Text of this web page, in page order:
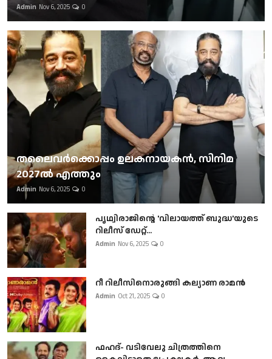
Admin Nov 6, 2025 0
തലൈവര്‍ക്കൊപ്പം ഉലകനായകന്‍, സിനിമ
2027ല്‍ എത്തും
Admin Nov 6, 2025 0
പൃഥ്വിരാജിന്റെ 'വിലായത്ത് ബുദ്ധ'യുടെ
റിലീസ് ഡേറ്റ്...
Admin Nov 6, 2025 0
റീ റിലീസിനൊരുങ്ങി കല്യാണ രാമൻ
Admin Oct 21, 2025 0
ഫഹദ്- വടിവേലു ചിത്രത്തിനെ